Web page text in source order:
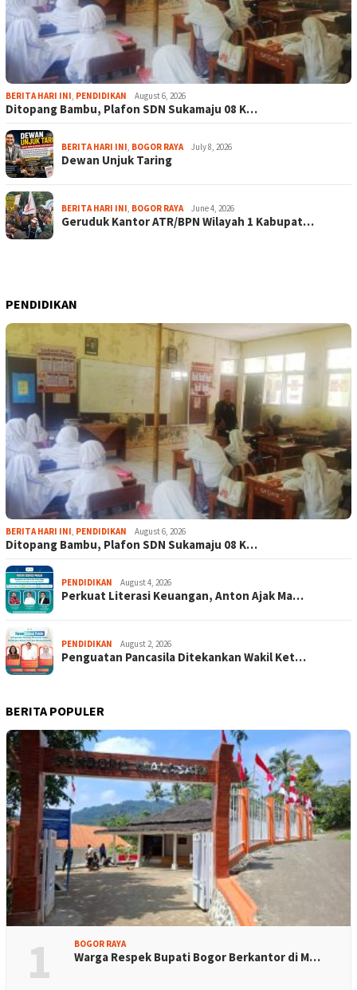
BERITA HARI INI, PENDIDIKAN August 6, 2026
Ditopang Bambu, Plafon SDN Sukamaju 08 K…
BERITA HARI INI, BOGOR RAYA July 8, 2026
Dewan Unjuk Taring
BERITA HARI INI, BOGOR RAYA June 4, 2026
Geruduk Kantor ATR/BPN Wilayah 1 Kabupat…
PENDIDIKAN
BERITA HARI INI, PENDIDIKAN August 6, 2026
Ditopang Bambu, Plafon SDN Sukamaju 08 K…
PENDIDIKAN August 4, 2026
Perkuat Literasi Keuangan, Anton Ajak Ma…
PENDIDIKAN August 2, 2026
Penguatan Pancasila Ditekankan Wakil Ket…
BERITA POPULER
1 BOGOR RAYA
Warga Respek Bupati Bogor Berkantor di M…